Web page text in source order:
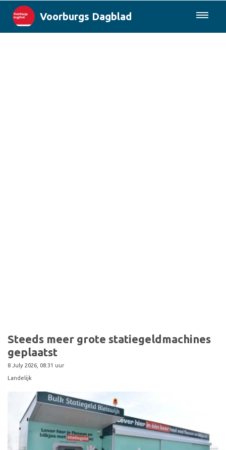
Voorburgs Dagblad
Steeds meer grote statiegeldmachines
geplaatst
8 July 2026, 08:31 uur
Landelijk